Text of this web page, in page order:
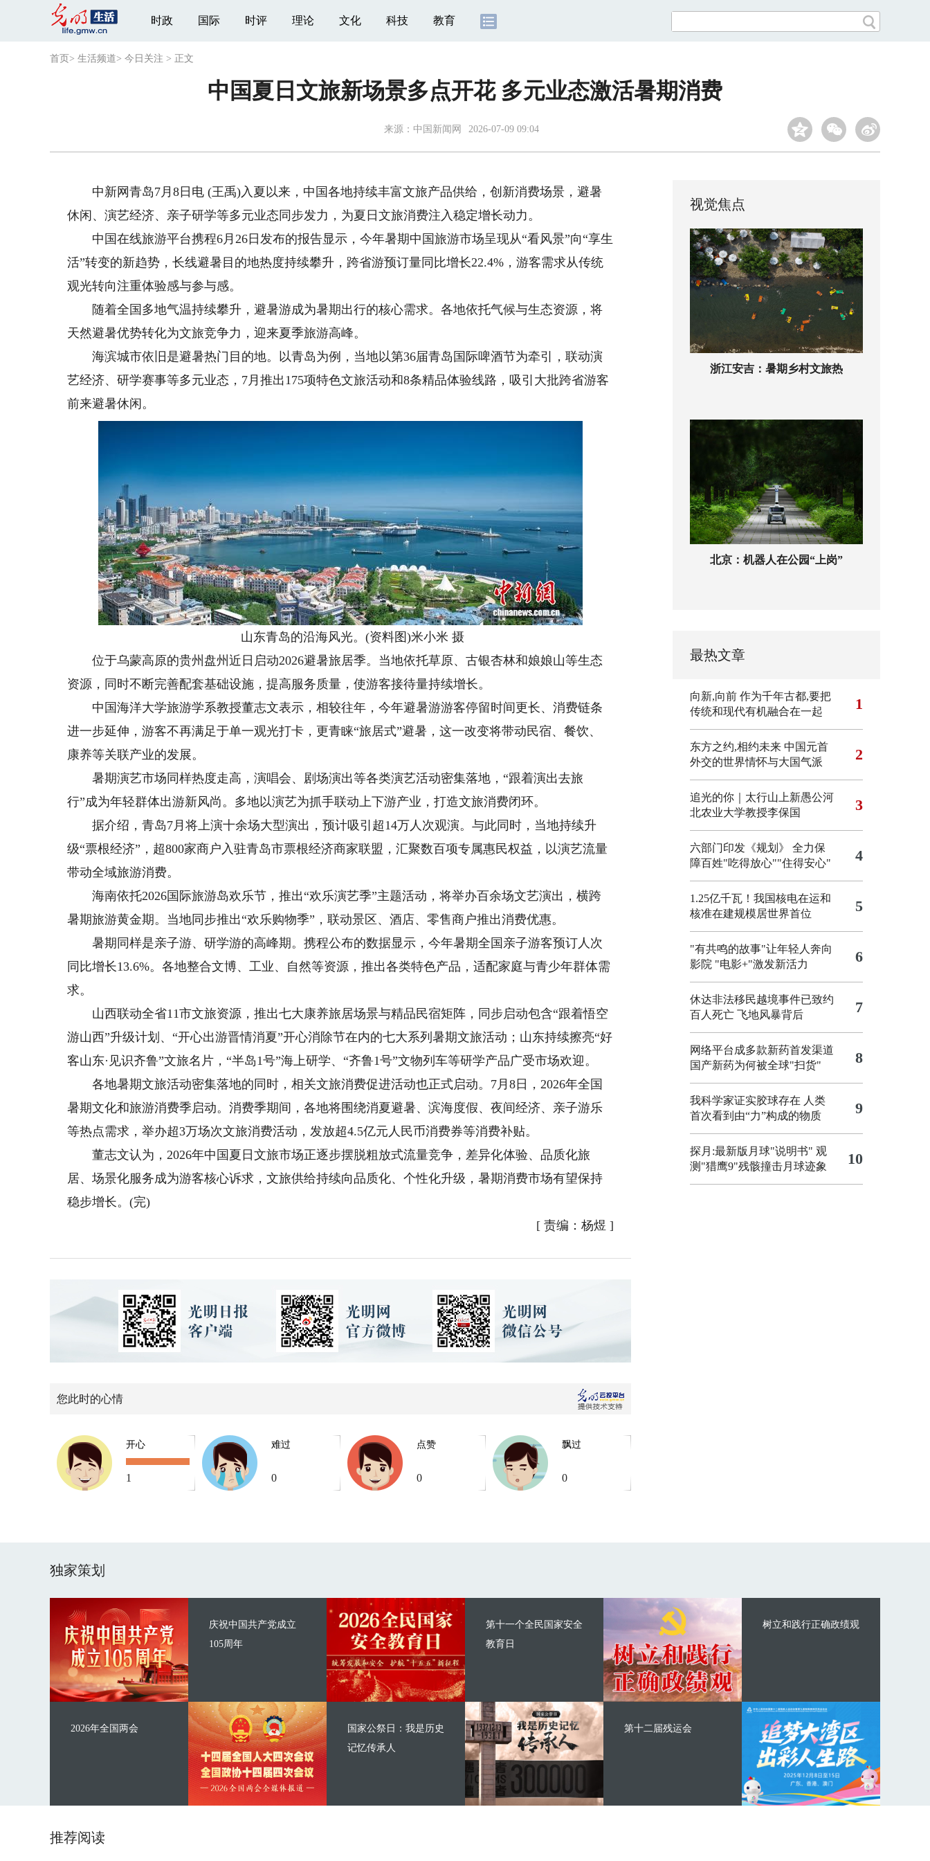
时政 国际 时评 理论 文化 科技 教育
首页 > 生活频道> 今日关注 > 正文
中国夏日文旅新场景多点开花 多元业态激活暑期消费
来源： 中国新闻网 2026-07-09 09:04
中新网青岛7月8日电 (王禹)入夏以来，中国各地持续丰富文旅产品供给，创新消费场景，避暑
休闲、演艺经济、亲子研学等多元业态同步发力，为夏日文旅消费注入稳定增长动力。
中国在线旅游平台携程6月26日发布的报告显示，今年暑期中国旅游市场呈现从“看风景”向“享生
活”转变的新趋势，长线避暑目的地热度持续攀升，跨省游预订量同比增长22.4%，游客需求从传统
观光转向注重体验感与参与感。
随着全国多地气温持续攀升，避暑游成为暑期出行的核心需求。各地依托气候与生态资源，将
天然避暑优势转化为文旅竞争力，迎来夏季旅游高峰。
海滨城市依旧是避暑热门目的地。以青岛为例，当地以第36届青岛国际啤酒节为牵引，联动演
艺经济、研学赛事等多元业态，7月推出175项特色文旅活动和8条精品体验线路，吸引大批跨省游客
前来避暑休闲。
山东青岛的沿海风光。(资料图)米小米 摄
位于乌蒙高原的贵州盘州近日启动2026避暑旅居季。当地依托草原、古银杏林和娘娘山等生态
资源，同时不断完善配套基础设施，提高服务质量，使游客接待量持续增长。
中国海洋大学旅游学系教授董志文表示，相较往年，今年避暑游游客停留时间更长、消费链条
进一步延伸，游客不再满足于单一观光打卡，更青睐“旅居式”避暑，这一改变将带动民宿、餐饮、
康养等关联产业的发展。
暑期演艺市场同样热度走高，演唱会、剧场演出等各类演艺活动密集落地，“跟着演出去旅
行”成为年轻群体出游新风尚。多地以演艺为抓手联动上下游产业，打造文旅消费闭环。
据介绍，青岛7月将上演十余场大型演出，预计吸引超14万人次观演。与此同时，当地持续升
级“票根经济”，超800家商户入驻青岛市票根经济商家联盟，汇聚数百项专属惠民权益，以演艺流量
带动全域旅游消费。
海南依托2026国际旅游岛欢乐节，推出“欢乐演艺季”主题活动，将举办百余场文艺演出，横跨
暑期旅游黄金期。当地同步推出“欢乐购物季”，联动景区、酒店、零售商户推出消费优惠。
暑期同样是亲子游、研学游的高峰期。携程公布的数据显示，今年暑期全国亲子游客预订人次
同比增长13.6%。各地整合文博、工业、自然等资源，推出各类特色产品，适配家庭与青少年群体需
求。
山西联动全省11市文旅资源，推出七大康养旅居场景与精品民宿矩阵，同步启动包含“跟着悟空
游山西”升级计划、“开心出游晋情消夏”开心消除节在内的七大系列暑期文旅活动；山东持续擦亮“好
客山东·见识齐鲁”文旅名片，“半岛1号”海上研学、“齐鲁1号”文物列车等研学产品广受市场欢迎。
各地暑期文旅活动密集落地的同时，相关文旅消费促进活动也正式启动。7月8日，2026年全国
暑期文化和旅游消费季启动。消费季期间，各地将围绕消夏避暑、滨海度假、夜间经济、亲子游乐
等热点需求，举办超3万场次文旅消费活动，发放超4.5亿元人民币消费券等消费补贴。
董志文认为，2026年中国夏日文旅市场正逐步摆脱粗放式流量竞争，差异化体验、品质化旅
居、场景化服务成为游客核心诉求，文旅供给持续向品质化、个性化升级，暑期消费市场有望保持
稳步增长。(完)
[ 责编：杨煜 ]
您此时的心情
开心
1
难过
0
点赞
0
飘过
0
视觉焦点
浙江安吉：暑期乡村文旅热
北京：机器人在公园“上岗”
最热文章
向新,向前 作为千年古都,要把
传统和现代有机融合在一起
1
东方之约,相约未来 中国元首
外交的世界情怀与大国气派
2
追光的你｜太行山上新愚公河
北农业大学教授李保国
3
六部门印发《规划》 全力保
障百姓"吃得放心""住得安心"
4
1.25亿千瓦！我国核电在运和
核准在建规模居世界首位
5
"有共鸣的故事"让年轻人奔向
影院 "电影+"激发新活力 6
休达非法移民越境事件已致约
百人死亡 飞地风暴背后 7
网络平台成多款新药首发渠道
国产新药为何被全球"扫货"
8
我科学家证实胶球存在 人类
首次看到由“力”构成的物质
9
探月:最新版月球"说明书" 观
测"猎鹰9"残骸撞击月球迹象
10
独家策划
庆祝中国共产党成立
105周年
2026年全国两会
第十一个全民国家安全
教育日
国家公祭日：我是历史
记忆传承人
树立和践行正确政绩观
第十二届残运会
推荐阅读